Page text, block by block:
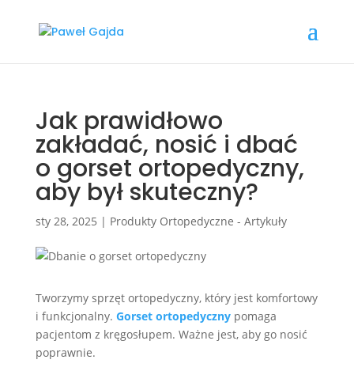
Jak prawidłowo
zakładać, nosić i dbać
o gorset ortopedyczny,
aby był skuteczny?
sty 28, 2025 | Produkty Ortopedyczne - Artykuły
Tworzymy sprzęt ortopedyczny, który jest komfortowy
i funkcjonalny. Gorset ortopedycznypomaga
pacjentom z kręgosłupem. Ważne jest, aby go nosić
poprawnie.